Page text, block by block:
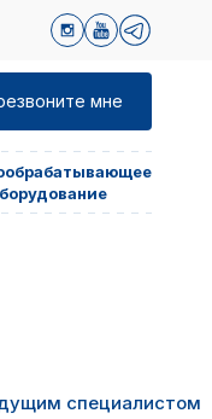
мне
специалистом